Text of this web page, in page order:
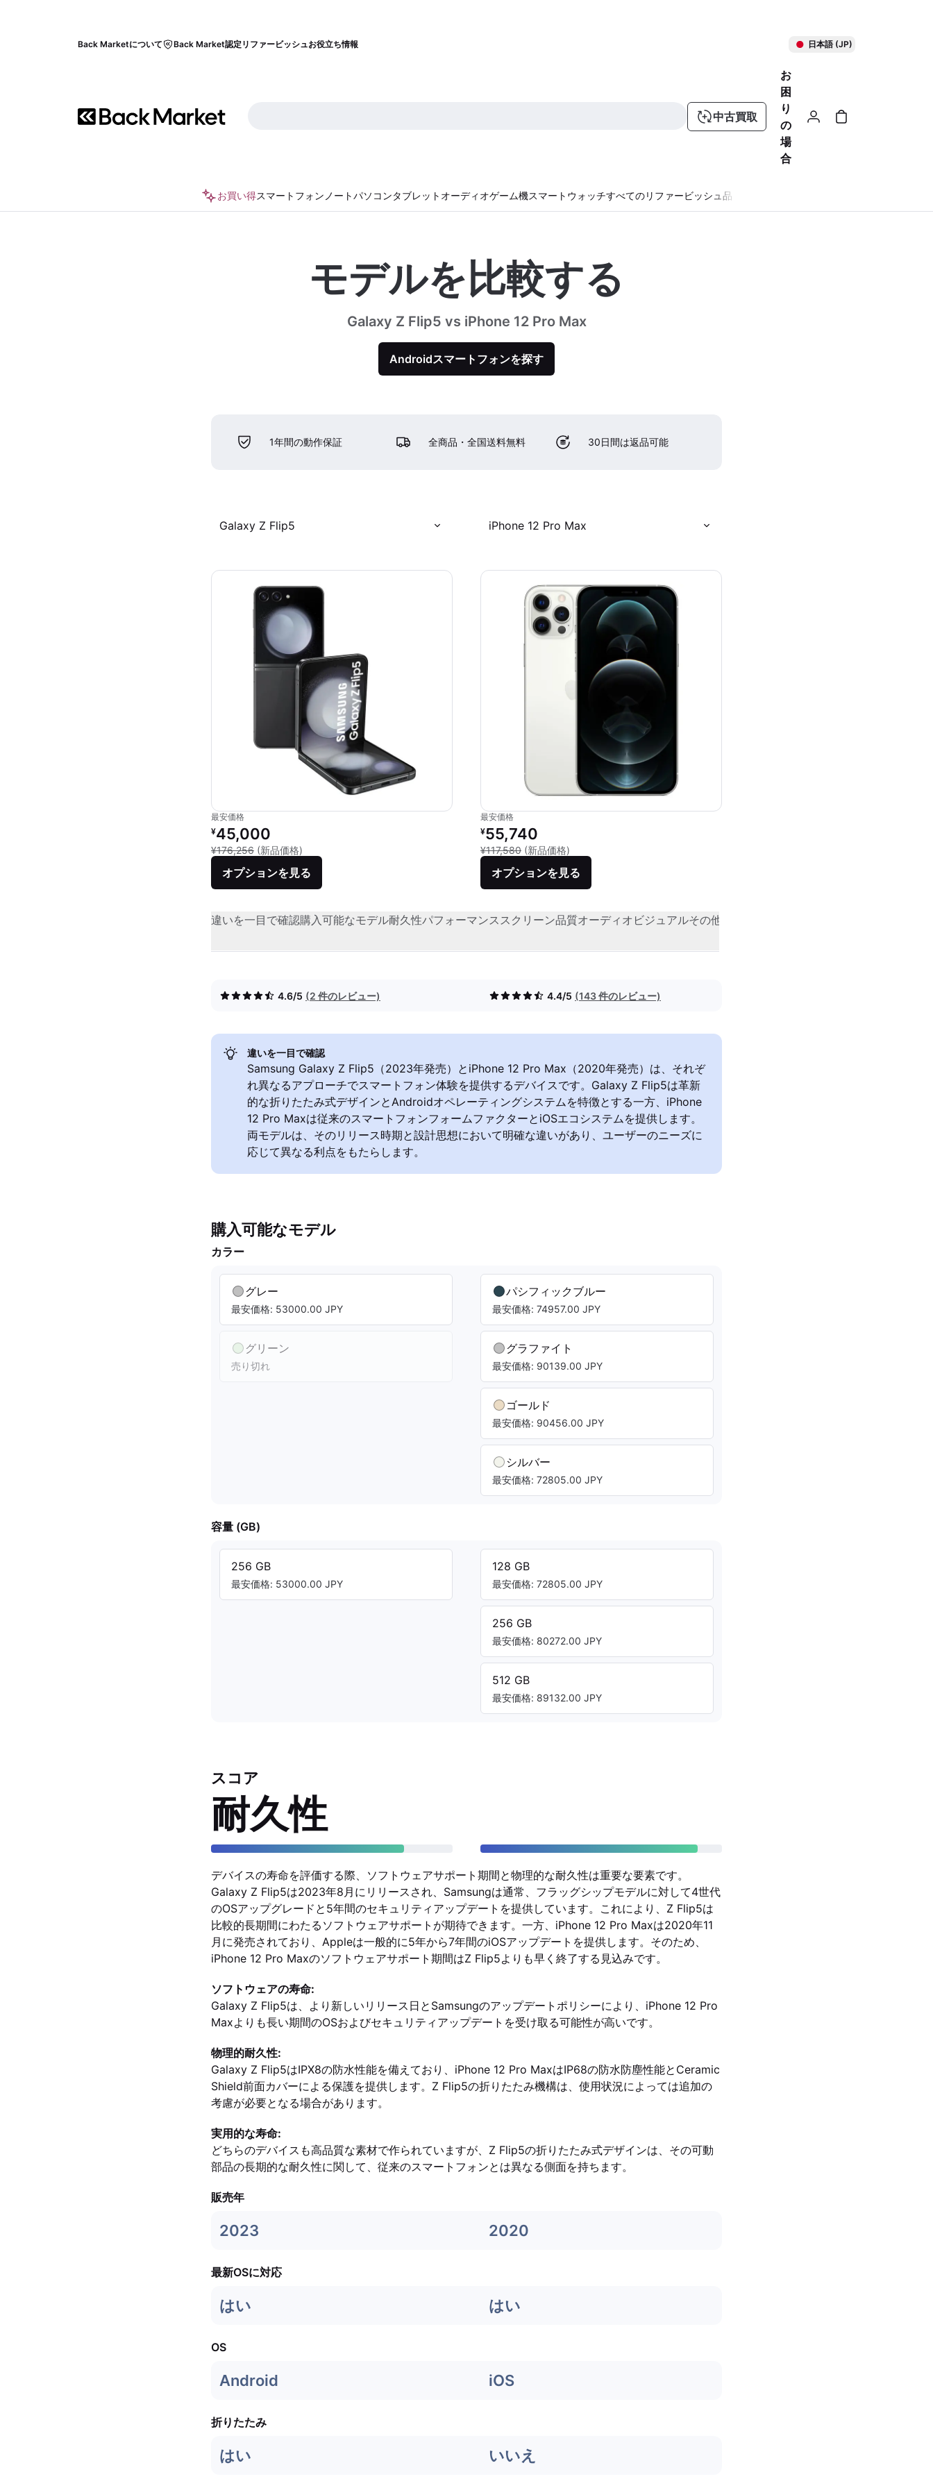
Back Marketについて Back Market認定リファービッシュお役立ち情報 日本語 (JP)
中古買取
お
困
り
の
場
合
お買い得スマートフォン ノートパソコンタブレット オーディオゲーム機スマートウォッチすべてのリファービッシュ品
モデルを比較する
Galaxy Z Flip5 vs iPhone 12 Pro Max
Androidスマートフォンを探す
1年間の動作保証 全商品・全国送料無料 30日間は返品可能
Galaxy Z Flip5 iPhone 12 Pro Max
最安価格
リファービッシュ品の価格：
¥45,000
¥176,256 (新品価格)
オプションを見る
最安価格
リファービッシュ品の価格：
¥55,740
¥117,580 (新品価格)
オプションを見る
違いを一目で確認購入可能なモデル耐久性パフォーマンススクリーン品質オーディオビジュアルその他
4.6/5 (2 件のレビュー) 4.4/5 (143 件のレビュー)
違いを一目で確認
Samsung Galaxy Z Flip5（2023年発売）とiPhone 12 Pro Max（2020年発売）は、それぞ
れ異なるアプローチでスマートフォン体験を提供するデバイスです。Galaxy Z Flip5は革新
的な折りたたみ式デザインとAndroidオペレーティングシステムを特徴とする一方、iPhone
12 Pro Maxは従来のスマートフォンフォームファクターとiOSエコシステムを提供します。
両モデルは、そのリリース時期と設計思想において明確な違いがあり、ユーザーのニーズに
応じて異なる利点をもたらします。
購入可能なモデル
カラー
グレー
最安価格: 53000.00 JPY
グリーン
売り切れ
パシフィックブルー
最安価格: 74957.00 JPY
グラファイト
最安価格: 90139.00 JPY
ゴールド
最安価格: 90456.00 JPY
シルバー
最安価格: 72805.00 JPY
容量 (GB)
256 GB
最安価格: 53000.00 JPY
128 GB
最安価格: 72805.00 JPY
256 GB
最安価格: 80272.00 JPY
512 GB
最安価格: 89132.00 JPY
スコア
耐久性
デバイスの寿命を評価する際、ソフトウェアサポート期間と物理的な耐久性は重要な要素です。
Galaxy Z Flip5は2023年8月にリリースされ、Samsungは通常、フラッグシップモデルに対して4世代
のOSアップグレードと5年間のセキュリティアップデートを提供しています。これにより、Z Flip5は
比較的長期間にわたるソフトウェアサポートが期待できます。一方、iPhone 12 Pro Maxは2020年11
月に発売されており、Appleは一般的に5年から7年間のiOSアップデートを提供します。そのため、
iPhone 12 Pro Maxのソフトウェアサポート期間はZ Flip5よりも早く終了する見込みです。
ソフトウェアの寿命:
Galaxy Z Flip5は、より新しいリリース日とSamsungのアップデートポリシーにより、iPhone 12 Pro
Maxよりも長い期間のOSおよびセキュリティアップデートを受け取る可能性が高いです。
物理的耐久性:
Galaxy Z Flip5はIPX8の防水性能を備えており、iPhone 12 Pro MaxはIP68の防水防塵性能とCeramic
Shield前面カバーによる保護を提供します。Z Flip5の折りたたみ機構は、使用状況によっては追加の
考慮が必要となる場合があります。
実用的な寿命:
どちらのデバイスも高品質な素材で作られていますが、Z Flip5の折りたたみ式デザインは、その可動
部品の長期的な耐久性に関して、従来のスマートフォンとは異なる側面を持ちます。
販売年
2023 2020
最新OSに対応
はい はい
OS
Android iOS
折りたたみ
はい いいえ